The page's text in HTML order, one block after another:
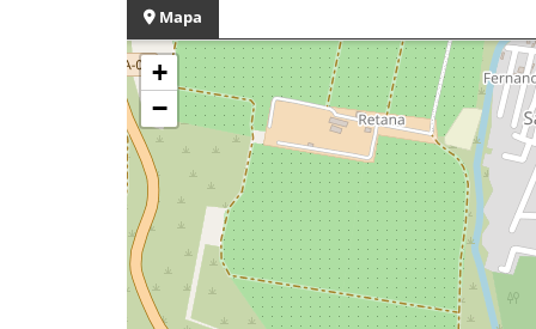
Mapa
+
−